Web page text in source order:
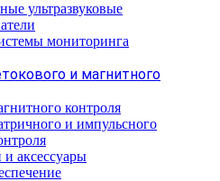
ультразвуковые
мониторинга
и магнитного
контроля
и импульсного
и аксессуары